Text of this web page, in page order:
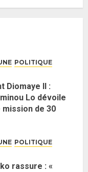
POLITIQUE
Diomaye II :
Lo dévoile
mission de 30
POLITIQUE
rassure : «
»
Diomaye II :
de 30
0